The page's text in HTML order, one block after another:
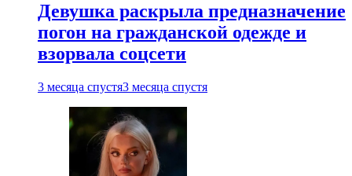
Девушка раскрыла предназначение
погон на гражданской одежде и
взорвала соцсети
3 месяца спустя3 месяца спустя